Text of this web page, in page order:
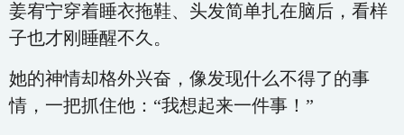
姜宥宁穿着睡衣拖鞋、头发简单扎在脑后，看样
子也才刚睡醒不久。
她的神情却格外兴奋，像发现什么不得了的事
情，一把抓住他：“我想起来一件事！”